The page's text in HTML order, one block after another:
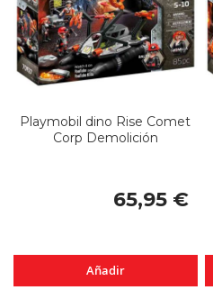
Playmobil dino Rise Comet
Corp Demolición
65,95 €
Añadir